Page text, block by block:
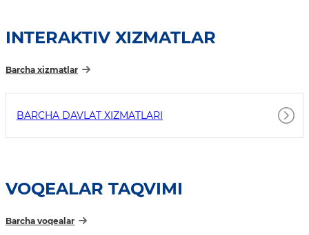
INTERAKTIV XIZMATLAR
Barcha xizmatlar
BARCHA DAVLAT XIZMATLARI
VOQEALAR TAQVIMI
Barcha voqealar